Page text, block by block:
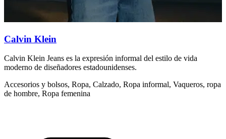
Calvin Klein
Calvin Klein Jeans es la expresión informal del estilo de vida
moderno de diseñadores estadounidenses.
Accesorios y bolsos, Ropa, Calzado, Ropa informal, Vaqueros, ropa
de hombre, Ropa femenina